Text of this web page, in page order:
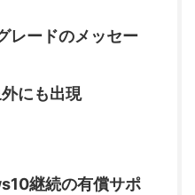
レードのメッセー
にも出現
継続の有償サポ